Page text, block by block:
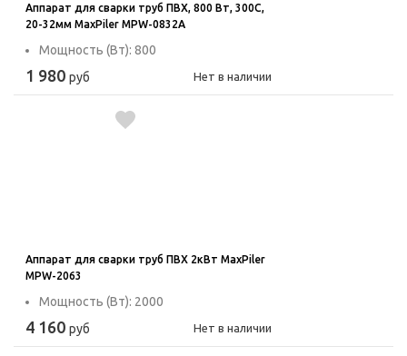
Аппарат для сварки труб ПВХ, 800 Вт, 300С,
20-32мм MaxPiler MPW-0832A
Мощность (Вт): 800
1 980 руб Нет в наличии
Аппарат для сварки труб ПВХ 2кВт MaxPiler
MPW-2063
Мощность (Вт): 2000
4 160 руб Нет в наличии